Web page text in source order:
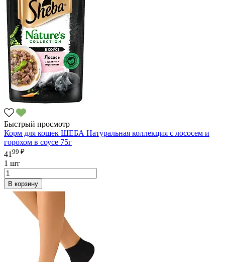
Быстрый просмотр
Корм для кошек ШЕБА Натуральная коллекция с лососем и
горохом в соусе 75г
41 99 ₽
1 шт
В корзину